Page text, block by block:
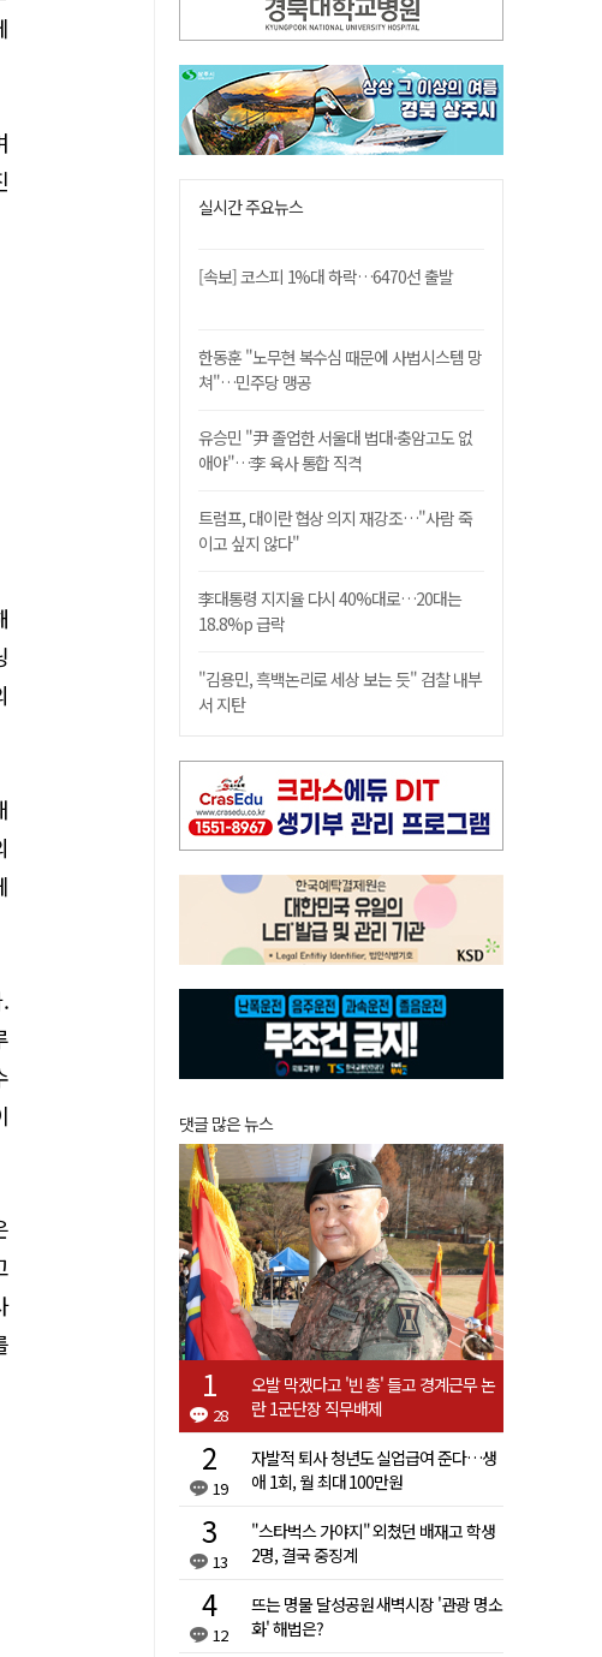
실시간 주요뉴스
[속보] 코스피 1%대 하락…6470선 출발
한동훈 "노무현 복수심 때문에 사법시스템 망
쳐"…민주당 맹공
유승민 "尹 졸업한 서울대 법대·충암고도 없
애야"…李 육사 통합 직격
트럼프, 대이란 협상 의지 재강조…"사람 죽
이고 싶지 않다"
李대통령 지지율 다시 40%대로…20대는
18.8%p 급락
"김용민, 흑백논리로 세상 보는 듯" 검찰 내부
서 지탄
댓글 많은 뉴스
28
오발 막겠다고 '빈 총' 들고 경계근무 논
란 1군단장 직무배제
19
자발적 퇴사 청년도 실업급여 준다…생
애 1회, 월 최대 100만원
13
"스타벅스 가야지" 외쳤던 배재고 학생
2명, 결국 중징계
12
뜨는 명물 달성공원 새벽시장 '관광 명소
화' 해법은?